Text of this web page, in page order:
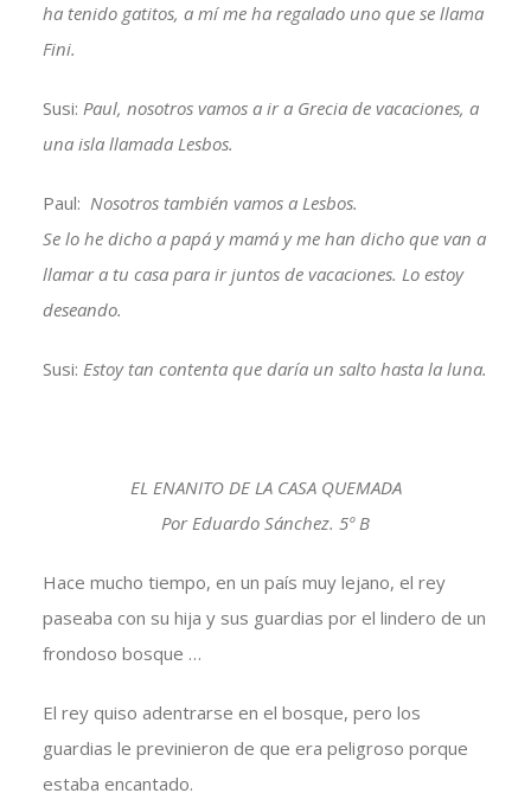
ha tenido gatitos, a mí me ha regalado uno que se llama
Fini.
Susi: Paul, nosotros vamos a ir a Grecia de vacaciones, a
una isla llamada Lesbos.
Paul: Nosotros también vamos a Lesbos.
Se lo he dicho a papá y mamá y me han dicho que van a
llamar a tu casa para ir juntos de vacaciones. Lo estoy
deseando.
Susi: Estoy tan contenta que daría un salto hasta la luna.
EL ENANITO DE LA CASA QUEMADA
Por Eduardo Sánchez. 5º B
Hace mucho tiempo, en un país muy lejano, el rey
paseaba con su hija y sus guardias por el lindero de un
frondoso bosque …
El rey quiso adentrarse en el bosque, pero los
guardias le previnieron de que era peligroso porque
estaba encantado.